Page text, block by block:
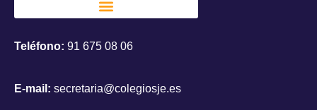
Teléfono: 91 675 08 06
E-mail: secretaria@colegiosje.es